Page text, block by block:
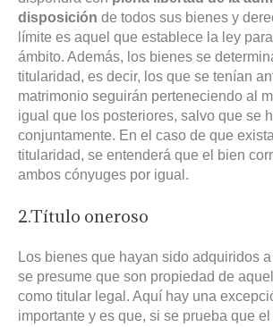
disposición de todos sus bienes y
límite es aquel que establece la ley
ámbito. Además, los bienes se
titularidad, es decir, los que se tenían
matrimonio seguirán perteneciendo al
igual que los posteriores, salvo que se
conjuntamente. En el caso de que
titularidad, se entenderá que el bien
ambos cónyuges por igual.
2.Título oneroso
Los bienes que hayan sido adquiridos a
se presume que son propiedad de
como titular legal. Aquí hay una
importante y es que, si se prueba que